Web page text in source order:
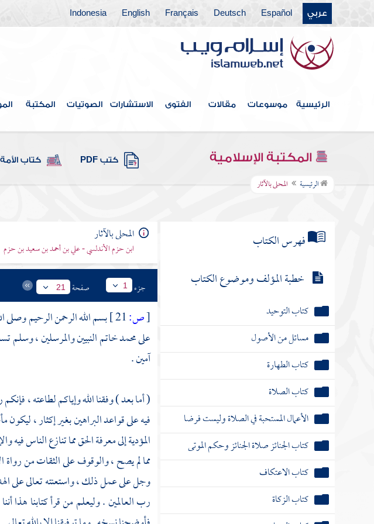
عربي Español
Deutsch
Français
English
Indonesia
الرئيسية موسوعات مقالات الفتوى الاستشارات الصوتيات المكتبة
المكتبة الإسلامية كتب PDF كتاب الأمة
الرئيسية المحلى بالآثار
فهرس الكتاب
خطبة المؤلف وموضوع الكتاب
كتاب التوحيد
مسائل من الأصول
كتاب الطهارة
كتاب الصلاة
الأعمال المستحبة في الصلاة وليست فرضا
كتاب الجنائز صلاة الجنائز وحكم الموتى
كتاب الاعتكاف
كتاب الزكاة
المحلى بالآثار
ابن حزم الأندلسي - علي بن أحمد بن سعيد بن حزم
جزء 1 صفحة 21
[ص: بسم الله الرحمن الرحيم وصلى
علىمحمدخاتم النبيين والمرسلين ،
آمين .
( أما بعد ) وفقنا الله وإياكم لطاعته ،
فيه على قواعد البراهين بغير إكثار ،
المؤدية إلى معرفة الحق مما تنازع الناس
مما لم يصح ، والوقوف على الثقات من رواة
وجل على عمل ذلك ، واستعنته تعالى على
رب العالمين . وليعلم من قرأ كتابنا هذا